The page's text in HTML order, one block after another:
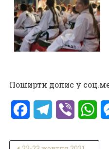
Поширти допис у
FacebookTelegram
Viber